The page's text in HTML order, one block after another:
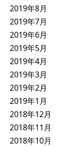
2019年8月
2019年7月
2019年6月
2019年5月
2019年4月
2019年3月
2019年2月
2019年1月
2018年12月
2018年11月
2018年10月